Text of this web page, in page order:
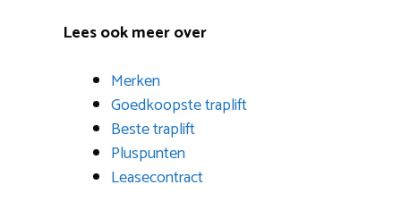
Lees ook meer over
Merken
Goedkoopste traplift
Beste traplift
Pluspunten
Leasecontract